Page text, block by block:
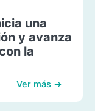
una
y avanza
la
Ver más →